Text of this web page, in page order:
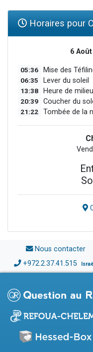
Horaires pour
6
05:36 Mise des
06:35 Lever du soleil
13:38 Heure de
20:39 Coucher du
21:22 Tombée de la
Nous contacter
+972.2.37.41.515